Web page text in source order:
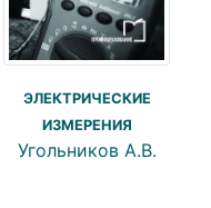
ЭЛЕКТРИЧЕСКИЕ
ИЗМЕРЕНИЯ
Угольников А.В.